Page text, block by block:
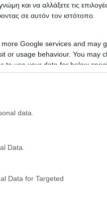
και να αλλάξετε τις
σε αυτόν τον ιστότοπο.
Google services and may
or usage behaviour. You may
to use your data for below
data.
Data.
Data for Targeted